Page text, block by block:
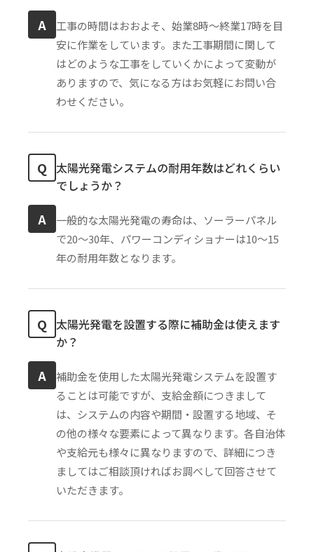
A
工事の時間はおおよそ、始業8時〜終業17時を目
安に作業をしています。また工事期間に関して
はどのような工事をしていくかによって変動が
ありますので、気になる方はお気軽にお問い合
わせください。
Q 太陽光発電システムの耐用年数はどれくらい
でしょうか？
A
一般的な太陽光発電の寿命は、ソーラーパネル
で20〜30年、パワーコンディショナーは10〜15
年の耐用年数となります。
Q 太陽光発電を設置する際に補助金は使えます
か？
A
補助金を使用した太陽光発電システムを設置す
ることは可能ですが、支給金額につきまして
は、システムの内容や期間・設置する地域、そ
の他の様々な要素によって異なります。各自治体
や支給元も様々に異なりますので、詳細につき
ましてはご相談頂ければお調べして回答させて
いただきます。